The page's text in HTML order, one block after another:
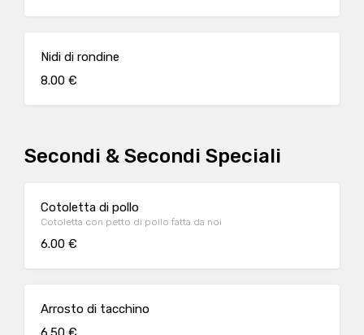
Nidi di rondine
8.00 €
Secondi & Secondi Speciali
Cotoletta di pollo
Cotoletta con petto di pollo fatta da noi
6.00 €
Arrosto di tacchino